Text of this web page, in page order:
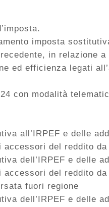
imposta
in relazione
ed efficienza legati
con modalità
all’IRPEF e delle
accessori del reddito
dell’IRPEF e delle
accessori del reddito
fuori regione
dell’IRPEF e delle